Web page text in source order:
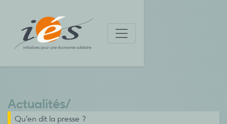
Actualités/
Qu’en dit la presse ?